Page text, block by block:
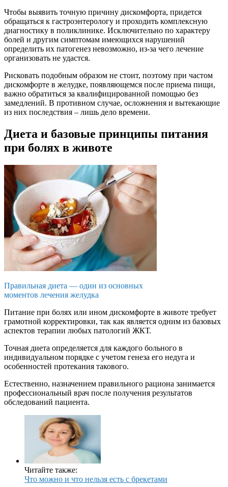
Чтобы выявить точную причину дискомфорта, придется
обращаться к гастроэнтерологу и проходить комплексную
диагностику в поликлинике. Исключительно по характеру
болей и другим симптомам имеющихся нарушений
определить их патогенез невозможно, из-за чего лечение
организовать не удастся.
Рисковать подобным образом не стоит, поэтому при частом
дискомфорте в желудке, появляющемся после приема пищи,
важно обратиться за квалифицированной помощью без
замедлений. В противном случае, осложнения и вытекающие
из них последствия – лишь дело времени.
Диета и базовые принципы питания
при болях в животе
Правильная диета — один из основных
моментов лечения желудка
Питание при болях или ином дискомфорте в животе требует
грамотной корректировки, так как является одним из базовых
аспектов терапии любых патологий ЖКТ.
Точная диета определяется для каждого больного в
индивидуальном порядке с учетом генеза его недуга и
особенностей протекания такового.
Естественно, назначением правильного рациона занимается
профессиональный врач после получения результатов
обследований пациента.
Читайте также:
Что можно и что нельзя есть с брекетами